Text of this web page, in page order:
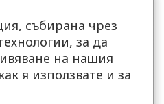
събирана чрез
за да
на нашия
я използвате и за